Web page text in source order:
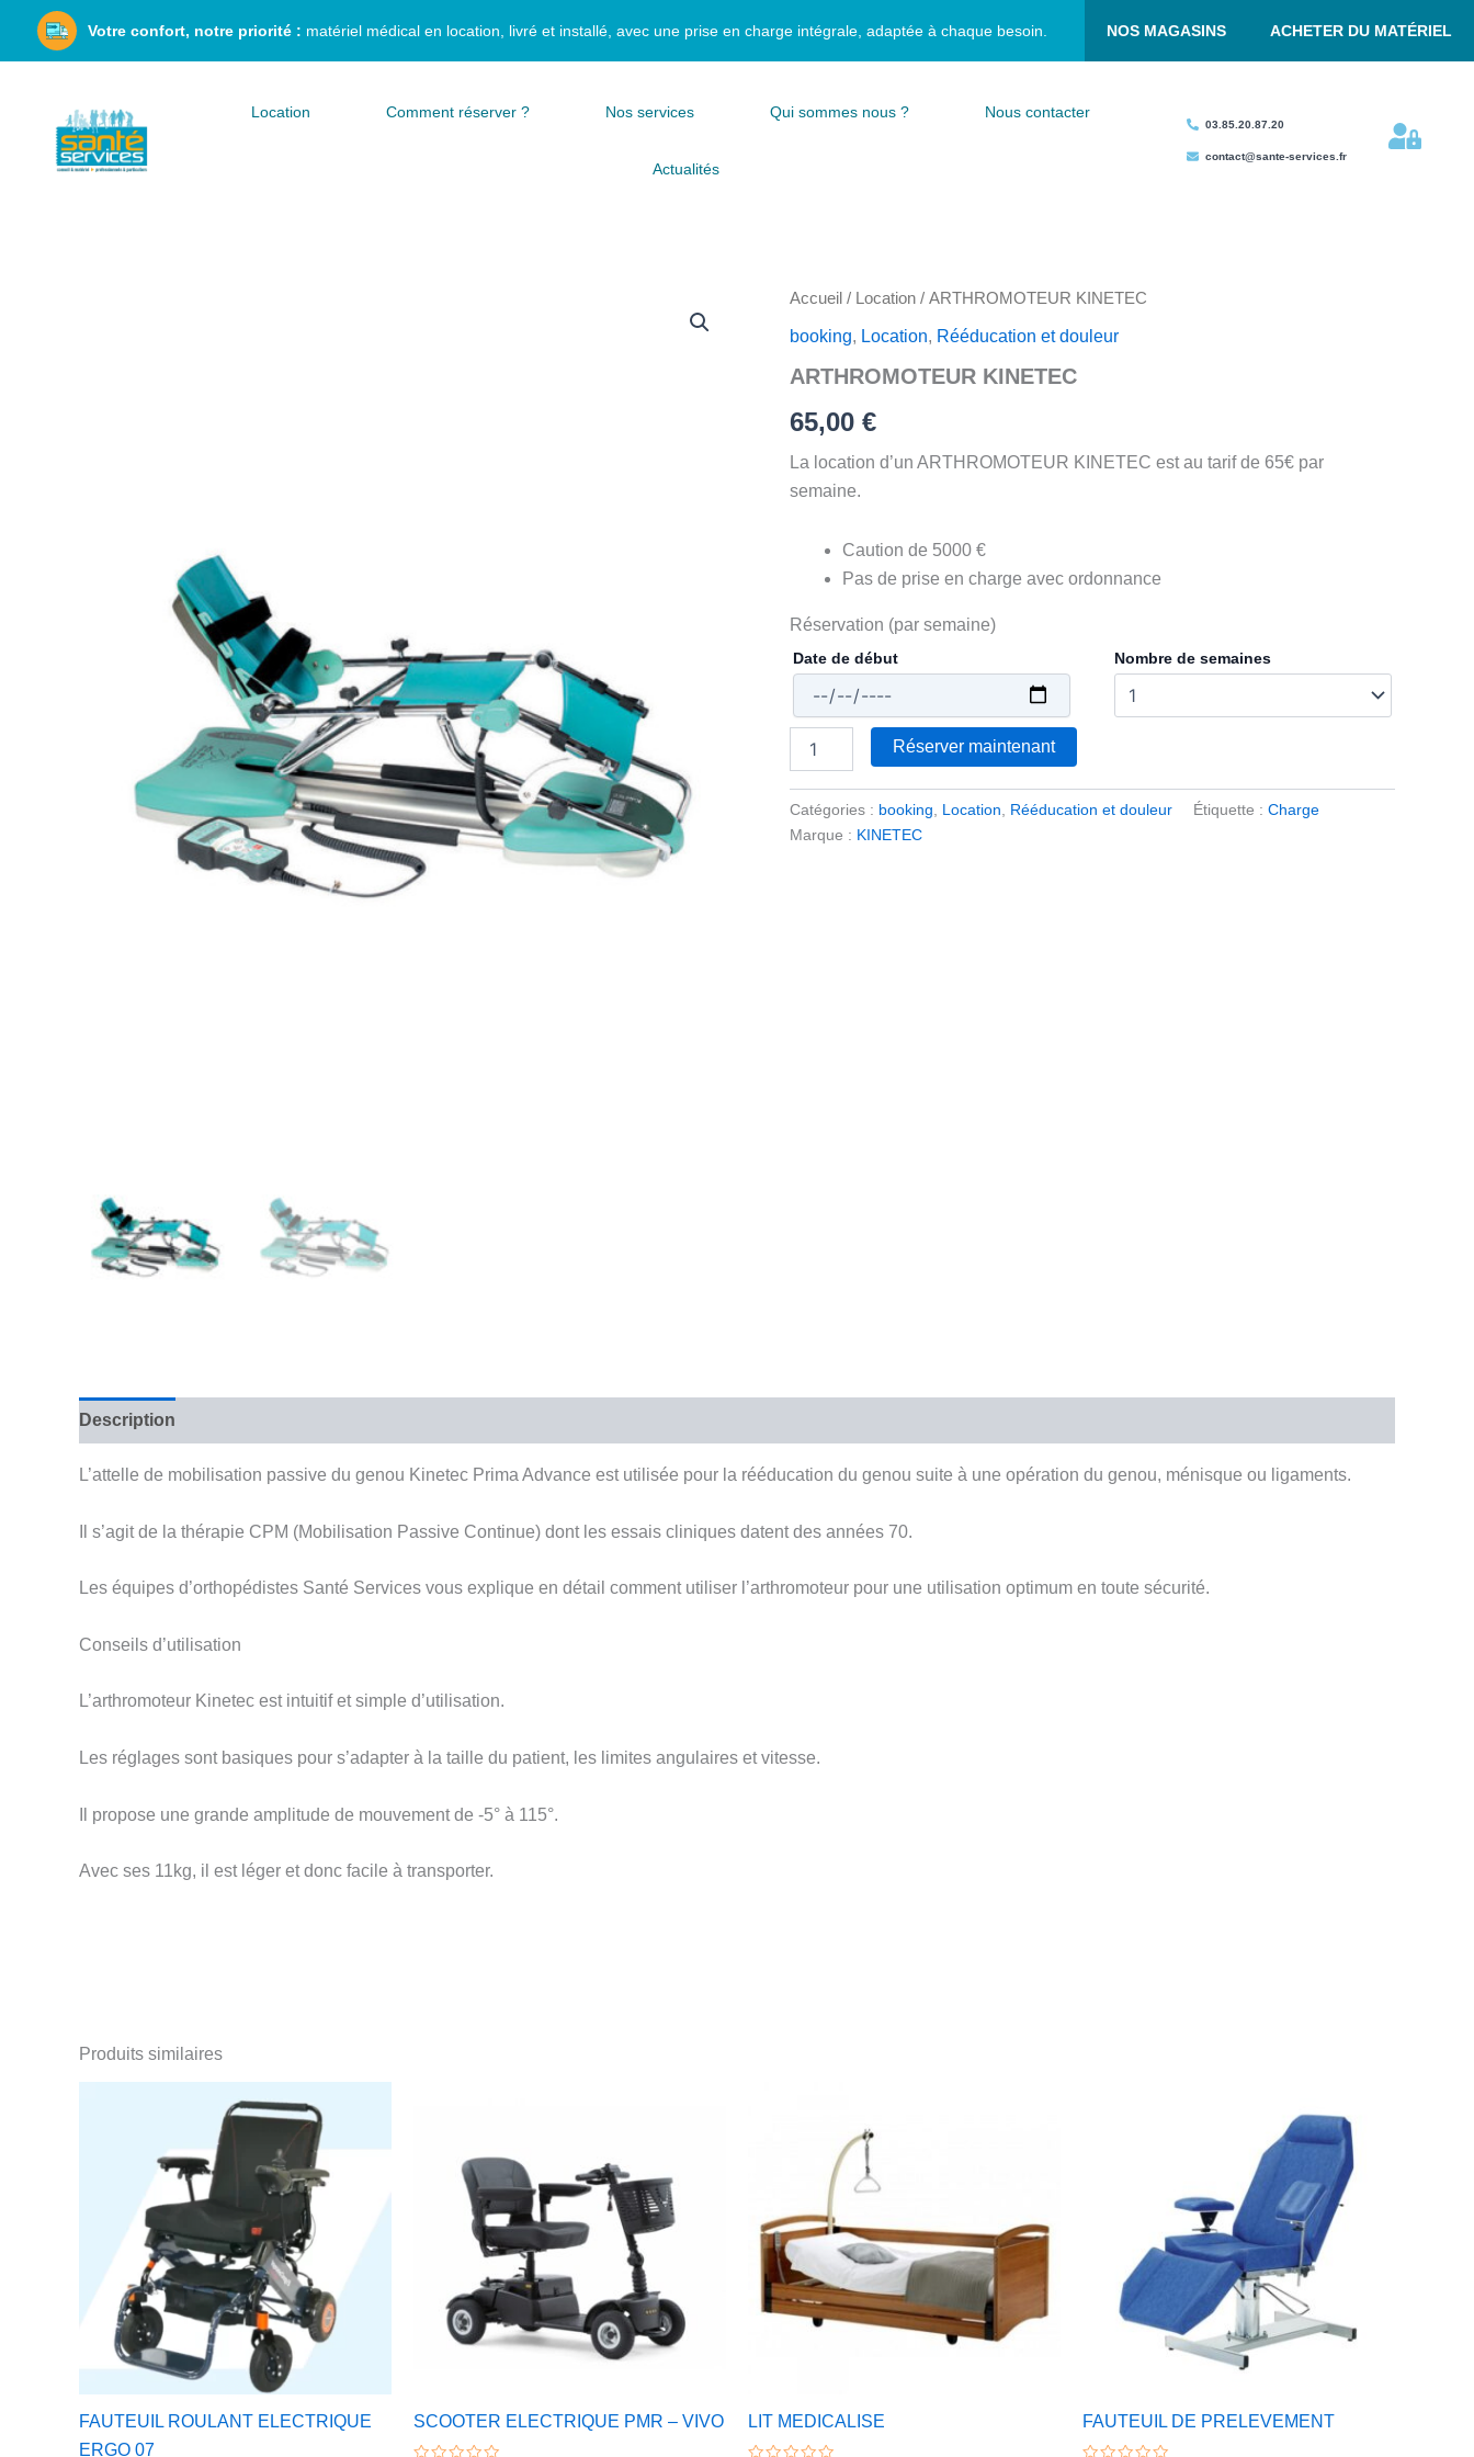
Votre confort, notre priorité : matériel médical en location, livré et installé, avec une prise en charge intégrale, adaptée à chaque besoin. NOS MAGASINS ACHETER DU MATÉRIEL
Location Comment réserver ? Nos services Qui sommes nous ? Nous contacter
Actualités
03.85.20.87.20
contact@sante-services.fr
Accueil / Location / ARTHROMOTEUR KINETEC
booking, Location, Rééducation et douleur
ARTHROMOTEUR KINETEC
65,00 €
La location d’un ARTHROMOTEUR KINETEC est au tarif de 65€ par
semaine.
Caution de 5000 €
Pas de prise en charge avec ordonnance
Réservation (par semaine)
Date de début Nombre de semaines
quantité
ARTHROMOTEUR
Réserver maintenant
Catégories : booking Location Rééducation et douleur Étiquette : Charge
Marque : KINETEC
Description
L’attelle de mobilisation passive du genou Kinetec Prima Advance est utilisée pour la rééducation du genou suite à une opération du genou, ménisque ou ligaments.
Il s’agit de la thérapie CPM (Mobilisation Passive Continue) dont les essais cliniques datent des années 70.
Les équipes d’orthopédistes Santé Services vous explique en détail comment utiliser l’arthromoteur pour une utilisation optimum en toute sécurité.
Conseils d’utilisation
L’arthromoteur Kinetec est intuitif et simple d’utilisation.
Les réglages sont basiques pour s’adapter à la taille du patient, les limites angulaires et vitesse.
Il propose une grande amplitude de mouvement de -5° à 115°.
Avec ses 11kg, il est léger et donc facile à transporter.
Produits similaires
FAUTEUIL ROULANT ELECTRIQUE
ERGO 07
SCOOTER ELECTRIQUE PMR – VIVO LIT MEDICALISE FAUTEUIL DE PRELEVEMENT